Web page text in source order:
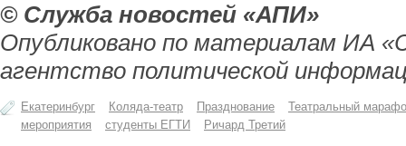
© Служба новостей «АПИ»
Опубликовано по материалам ИА
агентство политической
Екатеринбург Коляда-театр Празднование
Театральный
мероприятия
студенты ЕГТИ Ричард Третий